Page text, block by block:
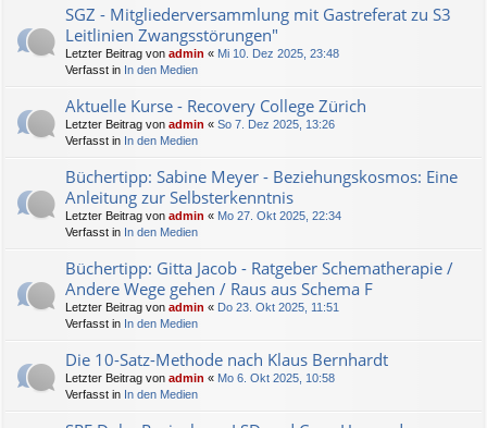
SGZ - Mitgliederversammlung mit Gastreferat zu S3
Leitlinien Zwangsstörungen"
Letzter Beitrag von admin « Mi 10. Dez 2025, 23:48
Verfasst in In den Medien
Aktuelle Kurse - Recovery College Zürich
Letzter Beitrag von admin « So 7. Dez 2025, 13:26
Verfasst in In den Medien
Büchertipp: Sabine Meyer - Beziehungskosmos: Eine
Anleitung zur Selbsterkenntnis
Letzter Beitrag von admin « Mo 27. Okt 2025, 22:34
Verfasst in In den Medien
Büchertipp: Gitta Jacob - Ratgeber Schematherapie /
Andere Wege gehen / Raus aus Schema F
Letzter Beitrag von admin « Do 23. Okt 2025, 11:51
Verfasst in In den Medien
Die 10-Satz-Methode nach Klaus Bernhardt
Letzter Beitrag von admin « Mo 6. Okt 2025, 10:58
Verfasst in In den Medien